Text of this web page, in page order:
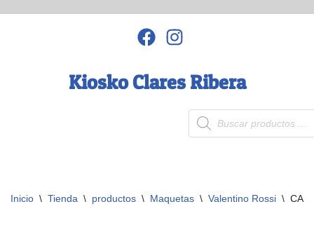
Kiosko Clares Ribera
Inicio \ Tienda \ productos \ Maquetas \ Valentino Rossi \